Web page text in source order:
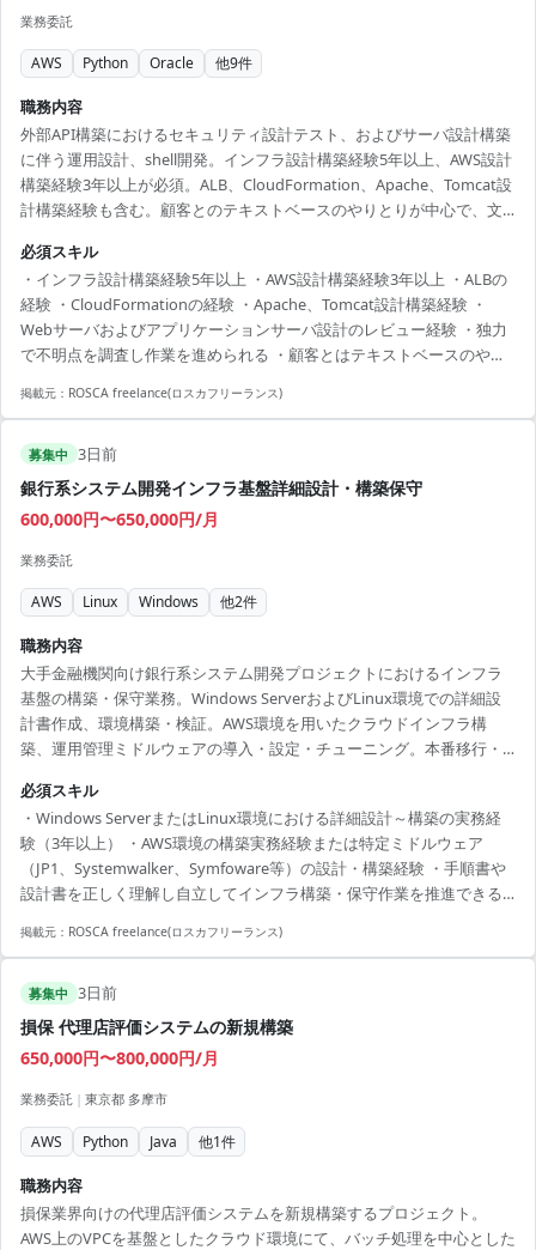
業務委託
AWS Python Oracle 他9件
職務内容
外部API構築におけるセキュリティ設計テスト、およびサーバ設計構築
に伴う運用設計、shell開発。インフラ設計構築経験5年以上、AWS設計
構築経験3年以上が必須。ALB、CloudFormation、Apache、Tomcat設
計構築経験も含む。顧客とのテキストベースのやりとりが中心で、文
応可能な方。
必須スキル
・インフラ設計構築経験5年以上 ・AWS設計構築経験3年以上 ・ALBの
経験 ・CloudFormationの経験 ・Apache、Tomcat設計構築経験 ・
Webサーバおよびアプリケーションサーバ設計のレビュー経験 ・独力
で不明点を調査し作業を進められる ・顧客とはテキストベースのやり
・インシデント発生時の休日出勤がご相談可能な方(後日振替休日を取
掲載元： ROSCA freelance(ロスカフリーランス)
募集中 3日前
銀行系システム開発インフラ基盤詳細設計・構築保守
600,000円〜650,000円/月
業務委託
AWS Linux Windows 他2件
職務内容
大手金融機関向け銀行系システム開発プロジェクトにおけるインフラ
基盤の構築・保守業務。Windows ServerおよびLinux環境での詳細設
計書作成、環境構築・検証。AWS環境を用いたクラウドインフラ構
築、運用管理ミドルウェアの導入・設定・チューニング。本番移行・
グ、不具合解消対応。
必須スキル
・Windows ServerまたはLinux環境における詳細設計～構築の実務経
験（3年以上） ・AWS環境の構築実務経験または特定ミドルウェア
（JP1、Systemwalker、Symfoware等）の設計・構築経験 ・手順書や
設計書を正しく理解し自立してインフラ構築・保守作業を推進できる
掲載元： ROSCA freelance(ロスカフリーランス)
募集中 3日前
損保 代理店評価システムの新規構築
650,000円〜800,000円/月
業務委託 | 東京都 多摩市
AWS Python Java 他1件
職務内容
損保業界向けの代理店評価システムを新規構築するプロジェクト。
AWS上のVPCを基盤としたクラウド環境にて、バッチ処理を中心とした